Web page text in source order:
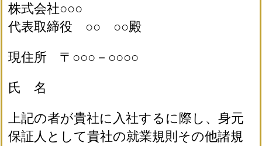
株式会社○○○
代表取締役 ○○ ○○殿
現住所 〒○○○－○○○○
氏 名
上記の者が貴社に入社するに際し、身元
保証人として貴社の就業規則その他諸規